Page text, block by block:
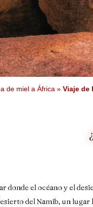
de miel a África » Viaje de
donde el océano y el
del Namib, un